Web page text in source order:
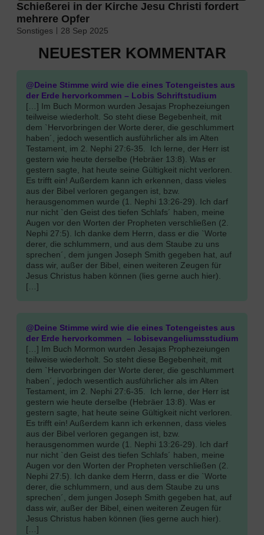
Schießerei in der Kirche Jesu Christi fordert
mehrere Opfer
Sonstiges 28 Sep 2025
NEUESTER KOMMENTAR
@Deine Stimme wird wie die eines Totengeistes aus
der Erde hervorkommen – Lobis Schriftstudium
[…] Im Buch Mormon wurden Jesajas Prophezeiungen
teilweise wiederholt. So steht diese Begebenheit, mit
dem `Hervorbringen der Worte derer, die geschlummert
haben´, jedoch wesentlich ausführlicher als im Alten
Testament, im 2. Nephi 27:6-35. Ich lerne, der Herr ist
gestern wie heute derselbe (Hebräer 13:8). Was er
gestern sagte, hat heute seine Gültigkeit nicht verloren.
Es trifft ein! Außerdem kann ich erkennen, dass vieles
aus der Bibel verloren gegangen ist, bzw.
herausgenommen wurde (1. Nephi 13:26-29). Ich darf
nur nicht `den Geist des tiefen Schlafs´ haben, meine
Augen vor den Worten der Propheten verschließen (2.
Nephi 27:5). Ich danke dem Herrn, dass er die `Worte
derer, die schlummern, und aus dem Staube zu uns
sprechen´, dem jungen Joseph Smith gegeben hat, auf
dass wir, außer der Bibel, einen weiteren Zeugen für
Jesus Christus haben können (lies gerne auch hier).
[…]
@Deine Stimme wird wie die eines Totengeistes aus
der Erde hervorkommen – lobisevangeliumsstudium
[…] Im Buch Mormon wurden Jesajas Prophezeiungen
teilweise wiederholt. So steht diese Begebenheit, mit
dem `Hervorbringen der Worte derer, die geschlummert
haben´, jedoch wesentlich ausführlicher als im Alten
Testament, im 2. Nephi 27:6-35. Ich lerne, der Herr ist
gestern wie heute derselbe (Hebräer 13:8). Was er
gestern sagte, hat heute seine Gültigkeit nicht verloren.
Es trifft ein! Außerdem kann ich erkennen, dass vieles
aus der Bibel verloren gegangen ist, bzw.
herausgenommen wurde (1. Nephi 13:26-29). Ich darf
nur nicht `den Geist des tiefen Schlafs´ haben, meine
Augen vor den Worten der Propheten verschließen (2.
Nephi 27:5). Ich danke dem Herrn, dass er die `Worte
derer, die schlummern, und aus dem Staube zu uns
sprechen´, dem jungen Joseph Smith gegeben hat, auf
dass wir, außer der Bibel, einen weiteren Zeugen für
Jesus Christus haben können (lies gerne auch hier).
[…]